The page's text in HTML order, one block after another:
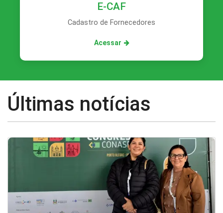
E-CAF
Cadastro de Fornecedores
Acessar
Últimas notícias